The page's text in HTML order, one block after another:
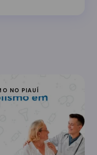
NO PIAUÍ